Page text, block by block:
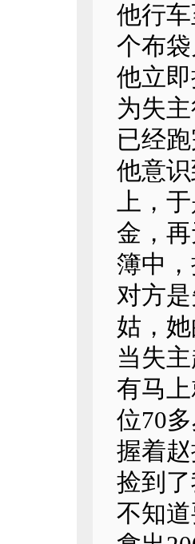
他行
个布
他立
为失
已经
他意
上，
金，
簿中
对方
姑，
当失
有马
位70
握着
捡到
不知